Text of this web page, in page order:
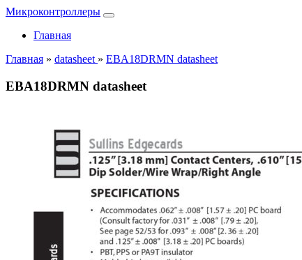
Микроконтроллеры
Главная
Главная » datasheet » EBA18DRMN datasheet
EBA18DRMN datasheet